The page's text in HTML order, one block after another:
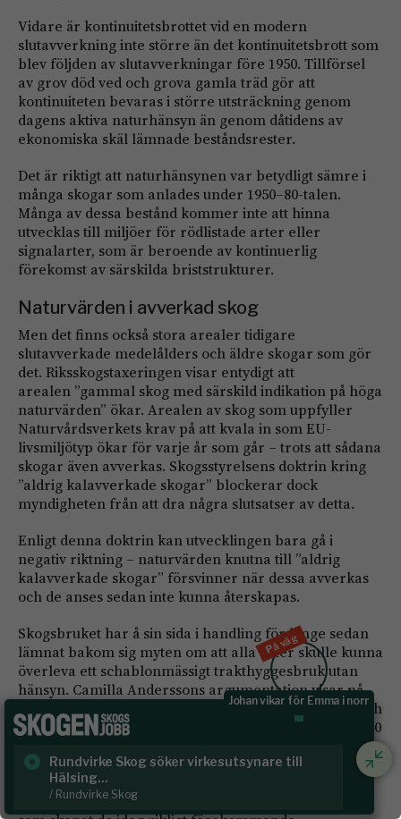
Vidare är kontinuitetsbrottet vid en modern
slutavverkning inte större än det kontinuitetsbrott som
blev följden av slutavverkningar före 1950. Tillförsel
av grov död ved och grova gamla träd gör att
kontinuiteten bevaras i större utsträckning genom
dagens aktiva naturhänsyn än genom dåtidens av
ekonomiska skäl lämnade beståndsrester.
Det är riktigt att naturhänsynen var betydligt sämre i
många skogar som anlades under 1950–80-talen.
Många av dessa bestånd kommer inte att hinna
utvecklas till miljöer för rödlistade arter eller
signalarter, som är beroende av kontinuerlig
förekomst av särskilda briststrukturer.
Naturvärden i avverkad skog
Men det finns också stora arealer tidigare
slutavverkade medelålders och äldre skogar som gör
det. Riksskogstaxeringen visar entydigt att
arealen ”gammal skog med särskild indikation på höga
naturvärden” ökar. Arealen av skog som uppfyller
Naturvårdsverkets krav på att kvala in som EU-
livsmiljötyp ökar för varje år som går – trots att sådana
skogar även avverkas. Skogsstyrelsens doktrin kring
”aldrig kalavverkade skogar” blockerar dock
myndigheten från att dra några slutsatser av detta.
Enligt denna doktrin kan utvecklingen bara gå i
negativ riktning – naturvärden knutna till ”aldrig
kalavverkade skogar” försvinner när dessa avverkas
och de anses sedan inte kunna återskapas.
Skogsbruket har å sin sida i handling för länge sedan
lämnat bakom sig myten om att alla arter skulle kunna
överleva ett schablonmässigt trakthyggesbruk utan
hänsyn. Camilla Anderssons argumentation visar på
myndighetens bristande kontakt med verkligheten och
att den avfärdar omställningen som skett de senaste 30
Myndigheten förefaller inte heller intresserad av att
förstå eller förklara skogens historia och vad det är
På väg
Johan vikar för Emma i norr
Rundvirke Skog söker virkesutsynare till
Hälsing...
/ Rundvirke Skog